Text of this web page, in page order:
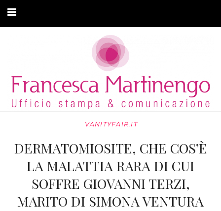
ARTICOLI
MODA ADATTIVA
PRIVACY
VANITYFAIR.IT
DERMATOMIOSITE, CHE COS’È
LA MALATTIA RARA DI CUI
SOFFRE GIOVANNI TERZI,
MARITO DI SIMONA VENTURA